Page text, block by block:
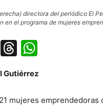
directora del periódico El
en el programa de mujeres
X Threads
Gutiérrez
mujeres emprendedoras